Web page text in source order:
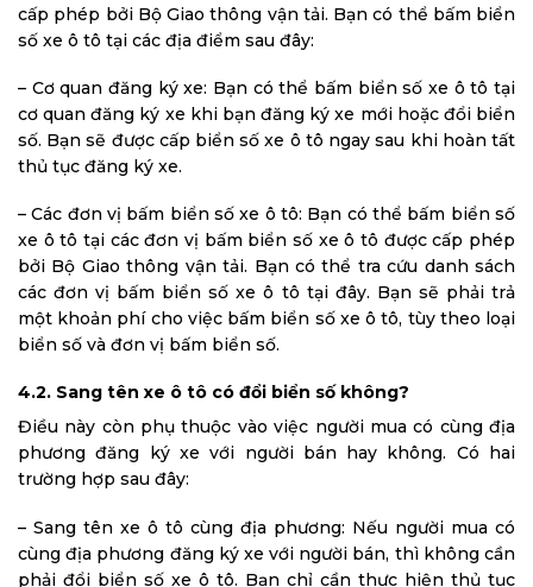
cấp phép bởi Bộ Giao thông vận tải. Bạn có thể bấm biển
số xe ô tô tại các địa điểm sau đây:
– Cơ quan đăng ký xe: Bạn có thể bấm biển số xe ô tô tại
cơ quan đăng ký xe khi bạn đăng ký xe mới hoặc đổi biển
số. Bạn sẽ được cấp biển số xe ô tô ngay sau khi hoàn tất
thủ tục đăng ký xe.
– Các đơn vị bấm biển số xe ô tô: Bạn có thể bấm biển số
xe ô tô tại các đơn vị bấm biển số xe ô tô được cấp phép
bởi Bộ Giao thông vận tải. Bạn có thể tra cứu danh sách
các đơn vị bấm biển số xe ô tô tại đây. Bạn sẽ phải trả
một khoản phí cho việc bấm biển số xe ô tô, tùy theo loại
biển số và đơn vị bấm biển số.
4.2. Sang tên xe ô tô có đổi biển số không?
Điều này còn phụ thuộc vào việc người mua có cùng địa
phương đăng ký xe với người bán hay không. Có hai
trường hợp sau đây:
– Sang tên xe ô tô cùng địa phương: Nếu người mua có
cùng địa phương đăng ký xe với người bán, thì không cần
phải đổi biển số xe ô tô. Bạn chỉ cần thực hiện thủ tục